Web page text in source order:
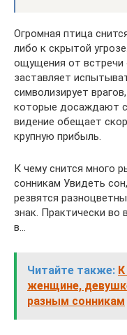
Огромная птица
либо к скрытой
ощущения от встречи
заставляет
символизирует
которые досаждают
видение обещает
крупную прибыль.
К чему снится много
сонникам Увидеть
резвятся
знак. Практически во
в…
Читайте также:
женщине,
разным сонникам